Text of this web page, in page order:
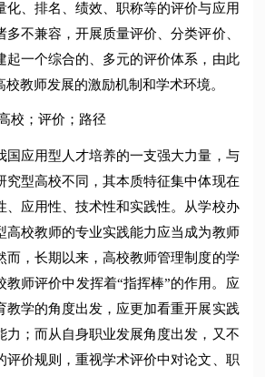
化、排名、绩效、职称等的评价与应用
不兼容，开展质量评价、分类评价、
起一个综合的、多元的评价体系，由此
教师发展的激励机制和学术环境。
校；评价；路径
国应用型人才培养的一支强大力量，与
究型高校不同，其本质特征集中体现在
、应用性、技术性和实践性。从学校办
高校教师的专业实践能力应当成为教师
而，长期以来，高校教师管理制度的学
教师评价中发挥着“指挥棒”的作用。应
教学的角度出发，应更加看重开展实践
力；而从自身职业发展角度出发，又不
评价规则，重视学术评价中对论文、职